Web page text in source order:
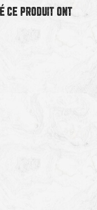
CE PRODUIT ONT